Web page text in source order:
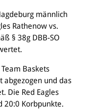
männlich
Rathenow vs.
§ 38g DBB-SO
Baskets
abgezogen und das
Die Red Eagles
20:0 Korbpunkte.